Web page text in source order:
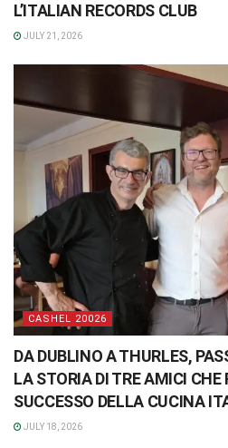
L’ITALIAN RECORDS CLUB
JULY 21, 2026
CASHEL 20026
DA DUBLINO A THURLES,
LA STORIA DI TRE AMICI CHE
SUCCESSO DELLA CUCINA
JULY 18, 2026